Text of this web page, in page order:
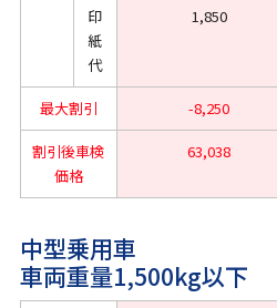
印
紙
代
1,850
最大割引 -8,250
割引後車検
価格
63,038
中型乗用車
車両重量1,500kg以下